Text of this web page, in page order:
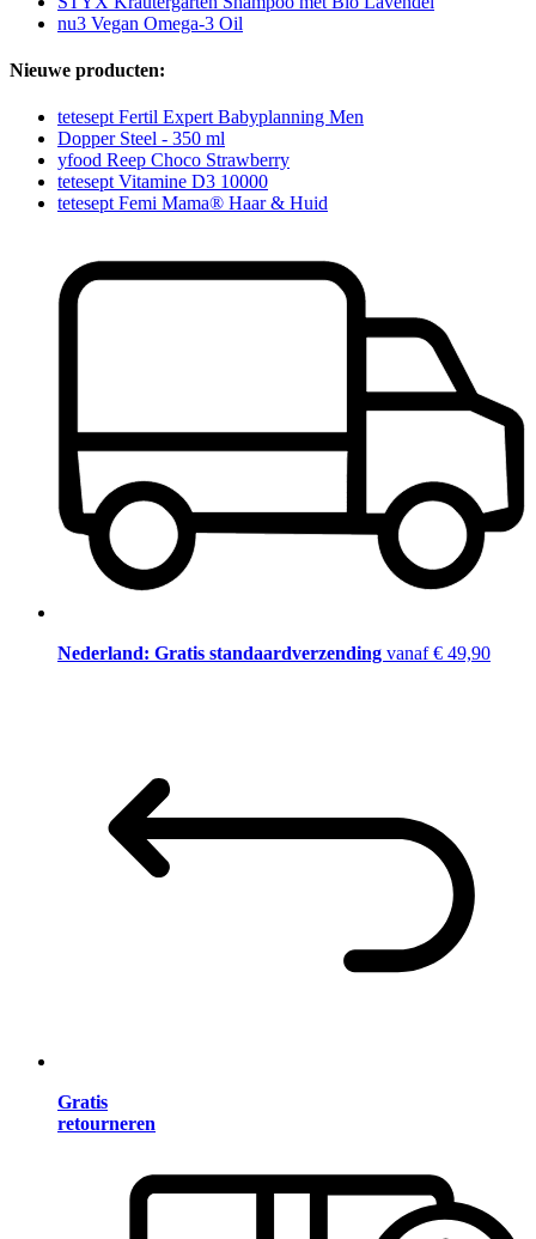
nu3 Vegan Omega-3 Oil
Nieuwe producten:
tetesept Fertil Expert Babyplanning Men
Dopper Steel - 350 ml
yfood Reep Choco Strawberry
tetesept Vitamine D3 10000
tetesept Femi Mama® Haar & Huid
Nederland: Gratis standaardverzending vanaf € 49,90
Gratis
retourneren